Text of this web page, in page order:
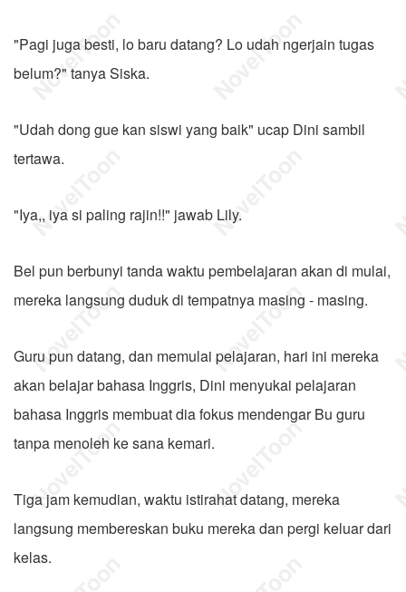
"Pagi juga besti, lo baru datang? Lo udah ngerjain tugas
belum?" tanya Siska.
"Udah dong gue kan siswi yang baik" ucap Dini sambil
tertawa.
"Iya,, iya si paling rajin!!" jawab Lily.
Bel pun berbunyi tanda waktu pembelajaran akan di mulai,
mereka langsung duduk di tempatnya masing - masing.
Guru pun datang, dan memulai pelajaran, hari ini mereka
akan belajar bahasa Inggris, Dini menyukai pelajaran
bahasa Inggris membuat dia fokus mendengar Bu guru
tanpa menoleh ke sana kemari.
Tiga jam kemudian, waktu istirahat datang, mereka
langsung membereskan buku mereka dan pergi keluar dari
kelas.